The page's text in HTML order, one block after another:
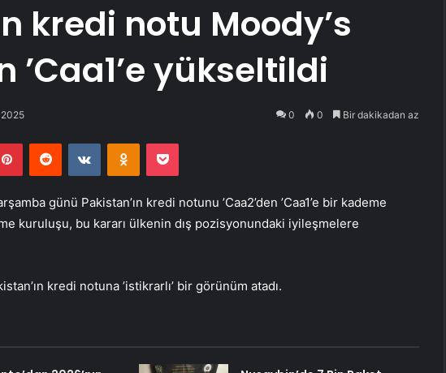
kredi notu Moody’s
’Caa1’e yükseltildi
0 0 Bir dakikadan az
PinterestReddit VKontakteOdnoklassniki
Pocket
günü Pakistan’ın kredi notunu ’Caa2’den ’Caa1’e bir kademe
kuruluşu, bu kararı ülkenin dış pozisyonundaki iyileşmelere
kredi notuna ’istikrarlı’ bir görünüm atadı.